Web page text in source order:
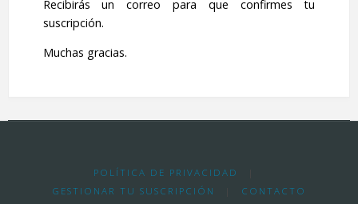
Recibirás un correo para que confirmes tu
suscripción.
Muchas gracias.
POLÍTICA DE PRIVACIDAD
GESTIONAR TU SUSCRIPCIÓN
CONTACTO